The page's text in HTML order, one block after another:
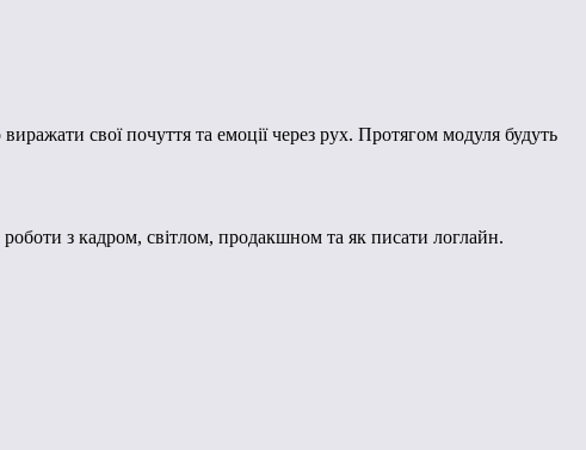
свої почуття та емоції через рух. Протягом модуля будуть
з кадром, світлом, продакшном та як писати логлайн.